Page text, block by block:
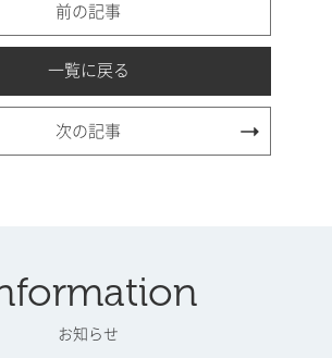
前の記事
一覧に戻る
次の記事
お知らせ